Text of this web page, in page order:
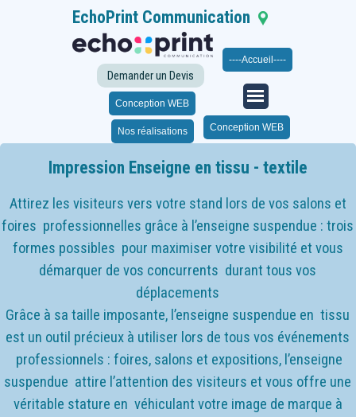
EchoPrint Communication
Seloncourt Franche-Comté |
06 21 35 63 43
| 03 63 11 03 60| Du lundi au samedi de 14h à 19h
Sur RDV
Demander un Devis
----Accueil----
Nos réalisations
Conception WEB
Conception WEB
Impression Enseigne en tissu - textile
Attirez les visiteurs vers votre stand lors de vos salons et
foires professionnelles grâce à l’enseigne suspendue : trois
formes possibles pour maximiser votre visibilité et vous
démarquer de vos concurrents durant tous vos
déplacements
Grâce à sa taille imposante, l’enseigne suspendue en tissu
est un outil précieux à utiliser lors de tous vos événements
professionnels : foires, salons et expositions, l’enseigne
suspendue attire l’attention des visiteurs et vous offre une
véritable stature en véhiculant votre image de marque à